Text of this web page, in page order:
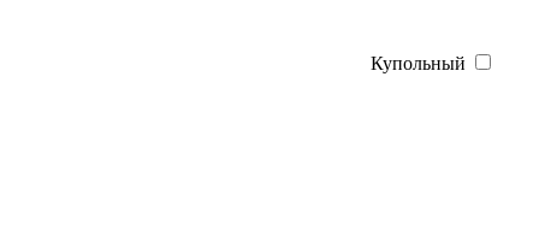
Купольный